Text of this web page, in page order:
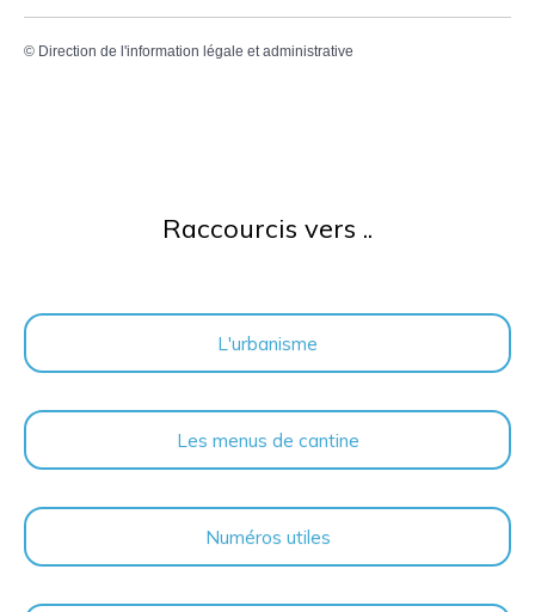
© Direction de l'information légale et administrative
Raccourcis vers ..
L'urbanisme
Les menus de cantine
Numéros utiles